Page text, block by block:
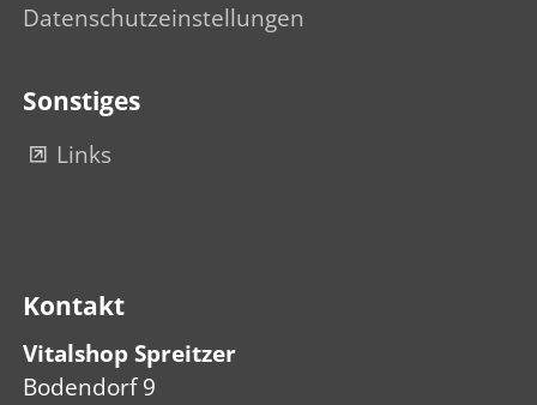
Datenschutzeinstellungen
Sonstiges
Links
Kontakt
Vitalshop Spreitzer
Bodendorf 9